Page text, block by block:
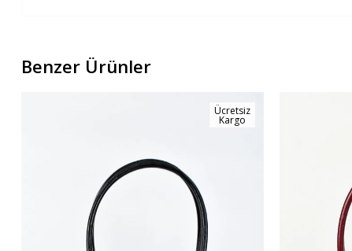
Benzer Ürünler
Ücretsiz
Kargo